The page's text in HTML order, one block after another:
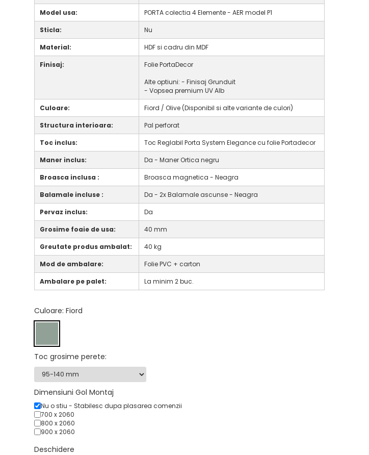
Model usa:
PORTA colectia 4 Elemente - AER model P1
Sticla:
Nu
Material:
HDF si cadru din MDF
Finisaj:
Folie PortaDecor
Alte optiuni: - Finisaj Grunduit
- Vopsea premium UV Alb
Culoare:
Fiord / Olive (Disponibil si alte variante de culori)
Structura interioara:
Pal perforat
Toc inclus:
Toc Reglabil Porta System Elegance cu folie Portadecor
Maner inclus:
Da - Maner Ortica negru
Broasca inclusa :
Broasca magnetica - Neagra
Balamale incluse :
Da - 2x Balamale ascunse - Neagra
Pervaz inclus:
Da
Grosime foaie de usa:
40 mm
Greutate produs ambalat:
40 kg
Mod de ambalare:
Folie PVC + carton
Ambalare pe palet:
La minim 2 buc.
Culoare: Fiord
Toc grosime perete:
Dimensiuni Gol Montaj
Nu o stiu - Stabilesc dupa plasarea comenzii
700 x 2060
800 x 2060
900 x 2060
Deschidere